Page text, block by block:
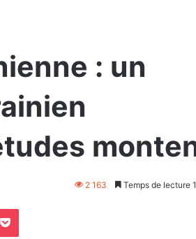
: un
2 163 Temps de lecture
Pocket